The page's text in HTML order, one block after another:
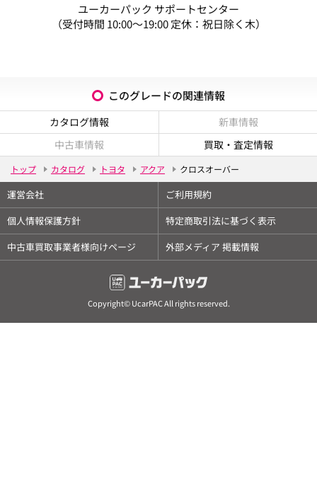
ユーカーパック サポートセンター
（受付時間 10:00～19:00 定休：祝日除く木）
このグレードの関連情報
カタログ情報
新車情報
中古車情報
買取・査定情報
トップ カタログ トヨタ アクア クロスオーバー
運営会社
ご利用規約
個人情報保護方針
特定商取引法に基づく表示
中古車買取事業者様向けページ
外部メディア 掲載情報
Copyright© UcarPAC All rights reserved.